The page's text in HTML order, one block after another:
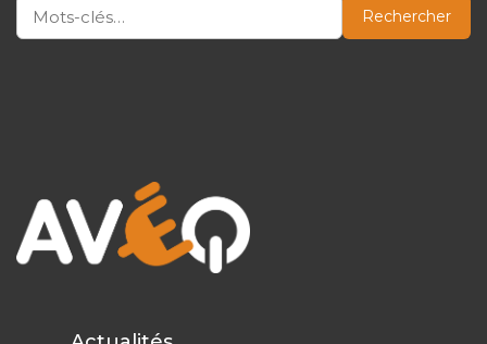
Rechercher